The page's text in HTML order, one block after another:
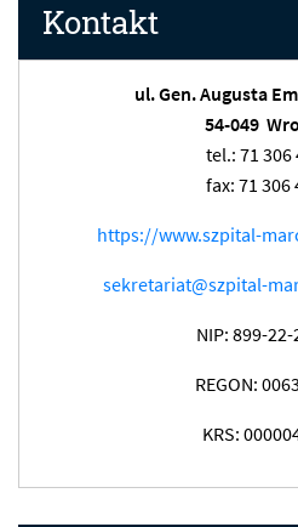
Kontakt
ul. Gen. Augusta
54-049
tel.: 71 306
fax: 71 306
https://www.szpital-
sekretariat@szpital-
NIP: 899-
REGON:
KRS: